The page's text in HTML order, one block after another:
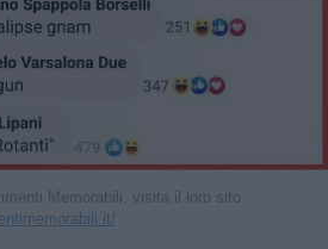
Memorabili, visita il loro sito